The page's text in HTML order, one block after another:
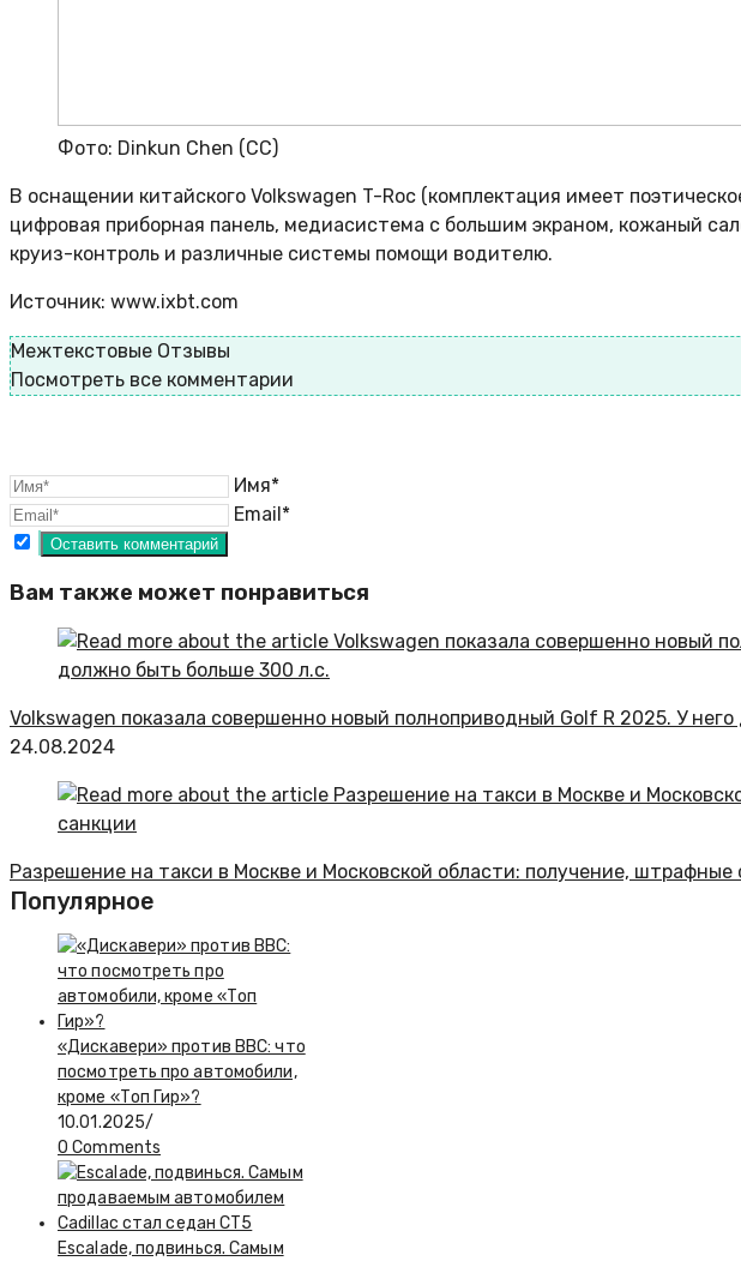
Фото: Dinkun Chen (CC)
В оснащении китайского Volkswagen T-Roc (комплектация имеет
цифровая приборная панель, медиасистема с большим экраном, кожаный
круиз-контроль и различные системы помощи водителю.
Источник: www.ixbt.com
Межтекстовые Отзывы
Посмотреть все комментарии
Имя*
Email*
Вам также может понравиться
Volkswagen показала совершенно новый полноприводный Golf R 2025. У
24.08.2024
Разрешение на такси в Москве и Московской области: получение, штрафные
Популярное
«Дискавери» против ВВС: что
посмотреть про автомобили,
кроме «Топ Гир»?
10.01.2025/
0 Comments
Escalade, подвинься. Самым